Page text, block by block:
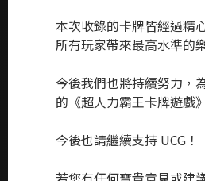
本次收錄的卡牌皆經過精
所有玩家帶來最高水準的
今後我們也將持續努力，
的《超人力霸王卡牌遊戲
今後也請繼續支持 UCG！